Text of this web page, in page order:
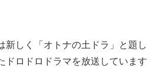
新しく「オトナの土ドラ」と題し
ドロドロドラマを放送しています